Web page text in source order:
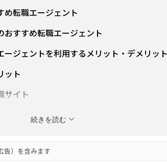
め転職エージェント
おすすめ転職エージェント
ジェントを利用するメリット・デメリット
ット
サイト
を選ぶ際のチェックポイント5つ
の利用の流れ
続きを読む
告）を含みます